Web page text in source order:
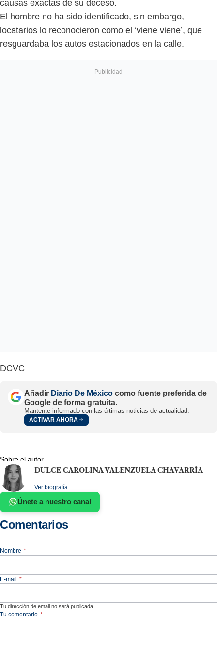
causas exactas de su deceso.
El hombre no ha sido identificado, sin embargo,
locatarios lo reconocieron como el ‘viene viene’, que
resguardaba los autos estacionados en la calle.
DCVC
Añadir Diario De México como fuente preferida de
Google de forma gratuita.
Mantente informado con las últimas noticias de actualidad.
ACTIVAR AHORA
Sobre el autor
DULCE CAROLINA VALENZUELA CHAVARRÍA
Ver biografía
Únete a nuestro canal
Comentarios
Nombre *
E-mail *
Tu dirección de email no será publicada.
Tu comentario *